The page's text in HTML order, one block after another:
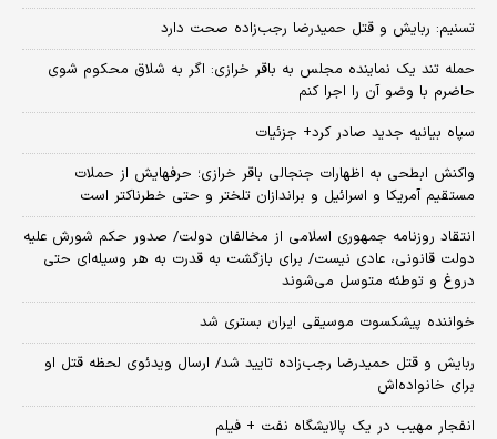
تسنیم: ربایش و قتل حمیدرضا رجب‌زاده صحت دارد
حمله تند یک نماینده مجلس به باقر خرازی: اگر به شلاق محکوم شوی
حاضرم با وضو آن را اجرا کنم
سپاه بیانیه جدید صادر کرد+ جزئیات
واکنش ابطحی به اظهارات جنجالی باقر خرازی؛ حرفهایش از حملات
مستقیم آمریکا و اسرائیل و براندازان تلختر و حتی خطرناکتر است
انتقاد روزنامه جمهوری اسلامی از مخالفان دولت/ صدور حکم شورش علیه
دولت قانونی، عادی نیست/ برای بازگشت به قدرت به هر وسیله‌ای حتی
دروغ و توطئه متوسل می‌شوند
خواننده پیشکسوت موسیقی ایران بستری شد
ربایش و قتل حمیدرضا رجب‌زاده تایید شد/ ارسال ویدئوی لحظه قتل او
برای خانواده‌اش
انفجار مهیب در یک پالایشگاه نفت + فیلم